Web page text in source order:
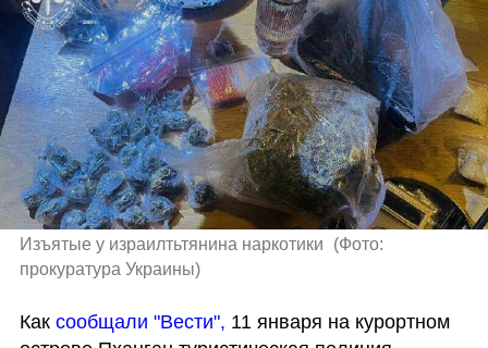
Изъятые у израилтьтянина наркотики (Фото:
прокуратура Украины)
Как сообщали "Вести", 11 января на курортном